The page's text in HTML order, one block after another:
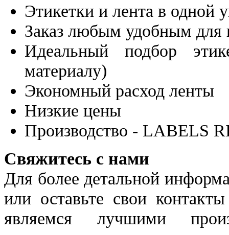
Этикетки и лента в одной
Заказ любым удобным для
Идеальный подбор
материалу)
Экономный расход ленты
Низкие цены
Производство - LABELS
Свяжитесь с нами
Для более детальной
или оставьте свои
являемся лучшими